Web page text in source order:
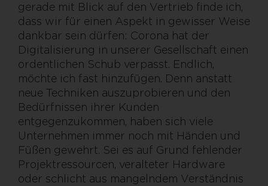
gerade mit Blick auf den Vertrieb finde ich,
dass wir für einen Aspekt in gewisser Weise
dankbar sein dürfen: Corona hat der
Digitalisierung in unserer Gesellschaft einen
ordentlichen Schub verpasst. Endlich,
möchte ich fast hinzufügen. Denn anstatt
neue Techniken auszuprobieren und den
Bedürfnissen ihrer Kunden
entgegenzukommen, haben sich viele
Unternehmen immer noch mit Händen und
Füßen gewehrt. Sei es auf Grund fehlender
Projektressourcen, veralteter Hardware
oder schlicht aus mangelndem Verständnis